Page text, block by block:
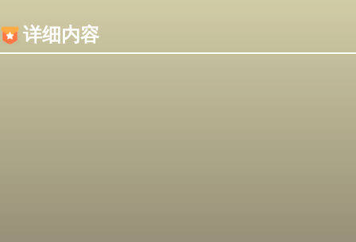
详细内容